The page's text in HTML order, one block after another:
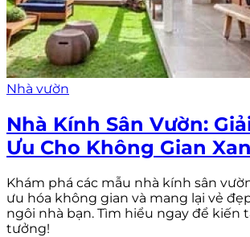
Nhà vườn
Nhà Kính Sân Vườn:
Ưu Cho Không Gian
Khám phá các mẫu nhà kính sân
ưu hóa không gian và mang lại vẻ
ngôi nhà bạn. Tìm hiểu ngay để kiến
tưởng!